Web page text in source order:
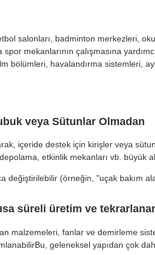
salonları, badminton merkezleri,
mekanlarının çalışmasına
bölümleri, havalandırma sistemleri,
veya Sütunlar Olmadan
içeride destek için kirişler veya
etkinlik mekanları vb. büyük
değiştirilebilir (örneğin, "uçak bakım
süreli üretim ve
malzemeleri, fanlar ve demirleme
geleneksel yapıdan çok